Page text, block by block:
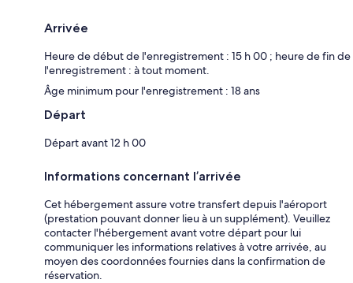
Arrivée
Heure de début de l'enregistrement : 15 h 00 ; heure de fin de
l'enregistrement : à tout moment.
Âge minimum pour l'enregistrement : 18 ans
Départ
Départ avant 12 h 00
Informations concernant l’arrivée
Cet hébergement assure votre transfert depuis l'aéroport
(prestation pouvant donner lieu à un supplément). Veuillez
contacter l'hébergement avant votre départ pour lui
communiquer les informations relatives à votre arrivée, au
moyen des coordonnées fournies dans la confirmation de
réservation.